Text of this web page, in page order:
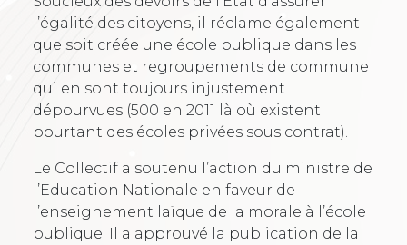
l’égalité des citoyens, il réclame également
que soit créée une école publique dans les
communes et regroupements de commune
qui en sont toujours injustement
dépourvues (500 en 2011 là où existent
pourtant des écoles privées sous contrat).
Le Collectif a soutenu l’action du ministre de
l’Education Nationale en faveur de
l’enseignement laïque de la morale à l’école
publique. Il a approuvé la publication de la